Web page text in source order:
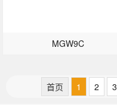
MGW9C
首页 1 2 3